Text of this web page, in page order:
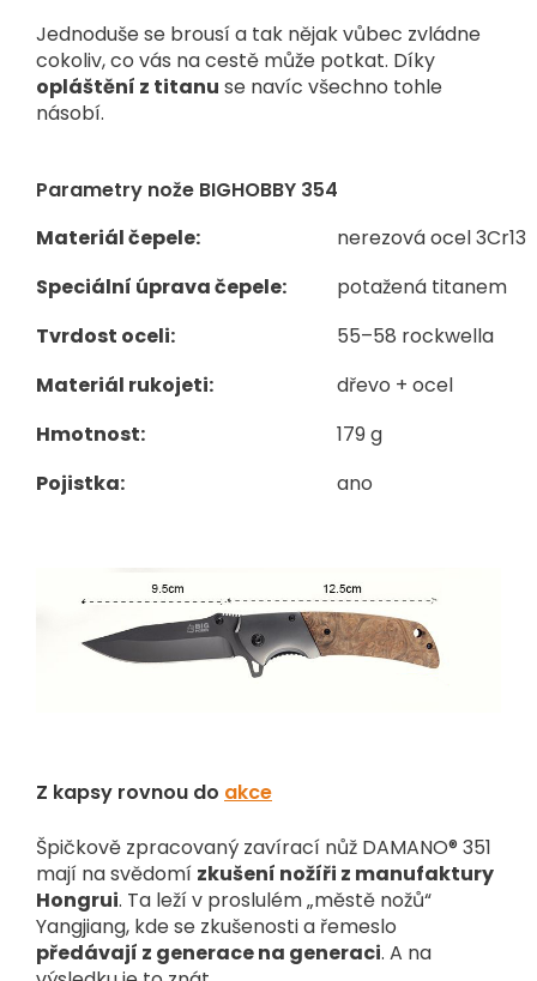
Jednoduše se brousí a tak nějak vůbec zvládne
cokoliv, co vás na cestě může potkat. Díky
opláštění z titanu se navíc všechno tohle
násobí.
Parametry nože BIGHOBBY 354
Materiál čepele:
nerezová ocel 3Cr13
Speciální úprava čepele:
potažená titanem
Tvrdost oceli:
55–58 rockwella
Materiál rukojeti:
dřevo + ocel
Hmotnost:
179 g
Pojistka:
ano
Z kapsy rovnou do akce
Špičkově zpracovaný zavírací nůž DAMANO® 351
mají na svědomí zkušení nožíři z manufaktury
Hongrui. Ta leží v proslulém „městě nožů“
Yangjiang, kde se zkušenosti a řemeslo
předávají z generace na generaci. A na